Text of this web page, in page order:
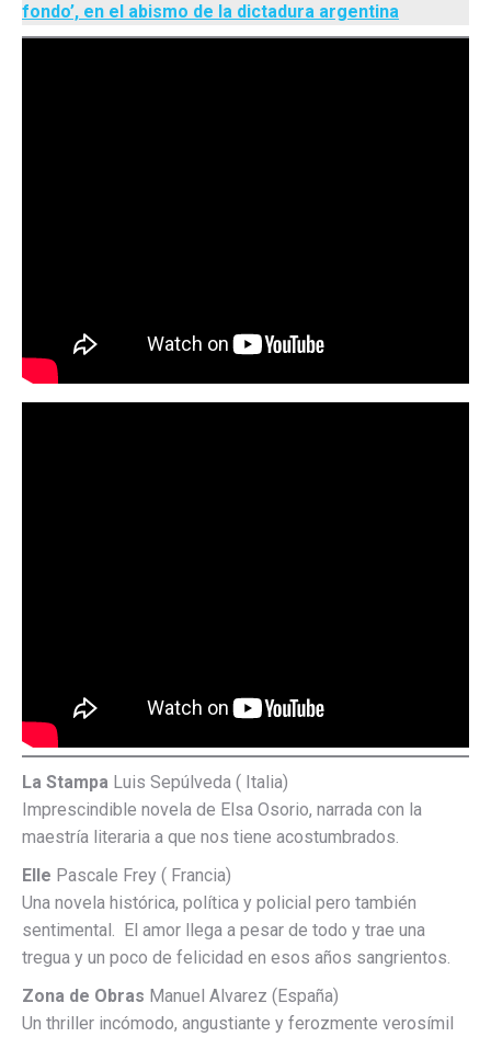
fondo’, en el abismo de la dictadura argentina
La Stampa Luis Sepúlveda ( Italia)
Imprescindible novela de Elsa Osorio, narrada con la
maestría literaria a que nos tiene acostumbrados.
Elle Pascale Frey ( Francia)
Una novela histórica, política y policial pero también
sentimental. El amor llega a pesar de todo y trae una
tregua y un poco de felicidad en esos años sangrientos.
Zona de Obras Manuel Alvarez (España)
Un thriller incómodo, angustiante y ferozmente verosímil